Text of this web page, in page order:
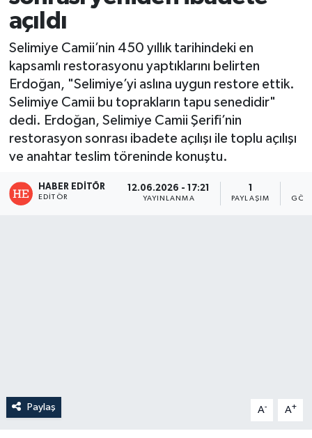
açıldı
Selimiye Camii’nin 450 yıllık tarihindeki en
kapsamlı restorasyonu yaptıklarını belirten
Erdoğan, "Selimiye’yi aslına uygun restore ettik.
Selimiye Camii bu toprakların tapu senedidir"
dedi. Erdoğan, Selimiye Camii Şerifi’nin
restorasyon sonrası ibadete açılışı ile toplu açılışı
ve anahtar teslim töreninde konuştu.
HABER EDITÖR
EDITÖR
12.06.2026 - 17:21
YAYINLANMA PAYLAŞIM
Paylaş A- A+